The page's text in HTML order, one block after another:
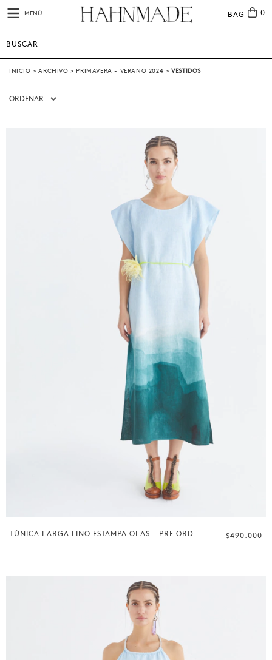
MENÚ BAG 0
INICIO > ARCHIVO > PRIMAVERA - VERANO 2024 > VESTIDOS
ORDENAR
TÚNICA LARGA LINO ESTAMPA OLAS - PRE ORD... $490.000